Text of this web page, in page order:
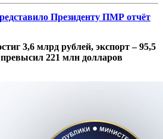
Президенту ПМР отчёт
3,6 млрд рублей, экспорт – 95,5
221 млн долларов